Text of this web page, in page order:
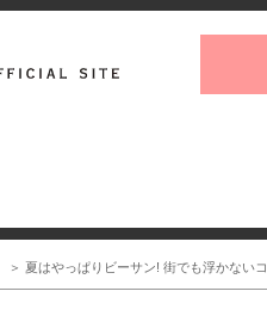
夏はやっぱりビーサン! 街でも浮かない